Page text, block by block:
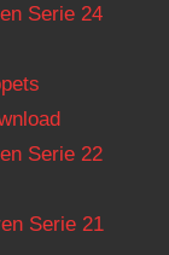
Serie 24
Serie 22
Serie 21